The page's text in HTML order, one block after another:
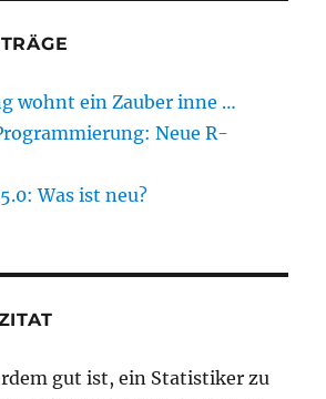
wohnt ein Zauber inne …
Neue R-
Was ist neu?
gut ist, ein Statistiker zu